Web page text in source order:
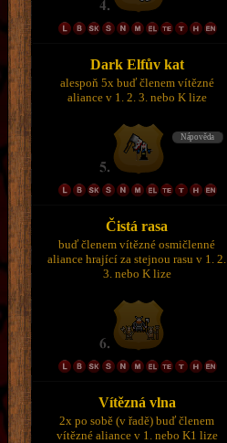
Dark Elfův kat
alespoň 5x buď členem vítězné
aliance v 1. 2. 3. nebo K lize
Čistá rasa
buď členem vítězné osmičlenné
aliance hrající za stejnou rasu v 1. 2.
3. nebo K lize
Vítězná vlna
2x po sobě (v řadě) buď členem
vítězné aliance v 1. nebo K1 lize